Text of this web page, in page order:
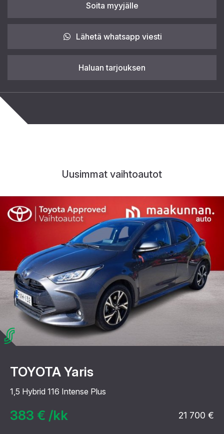
Soita myyjälle
Lähetä whatsapp viesti
Haluan tarjouksen
Uusimmat vaihtoautot
TOYOTA Yaris
1,5 Hybrid 116 Intense Plus
383 € /kk 21 700 €